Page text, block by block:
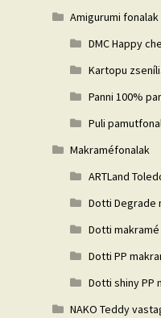
Amigurumi fonalak
DMC Happy
Kartopu
Panni 100%
Puli
Makraméfonalak
ARTLand
Dotti Degrade
Dotti
Dotti PP
Dotti shiny PP
NAKO Teddy